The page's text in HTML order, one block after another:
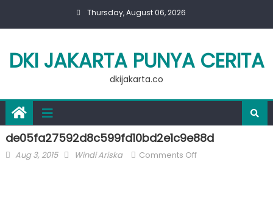
Thursday, August 06, 2026
DKI JAKARTA PUNYA CERITA
dkijakarta.co
de05fa27592d8c599fd10bd2e1c9e88d
Posted
Aug 3, 2015 Author
Windi Ariska Comments Offon